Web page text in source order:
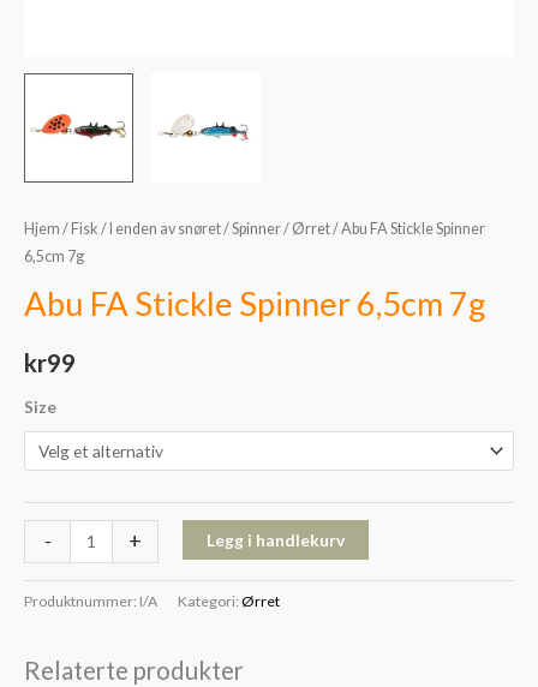
Hjem / Fisk / I enden av snøret/Spinner/ Ørret/ Abu FA Stickle Spinner
6,5cm 7g
Abu FA Stickle Spinner 6,5cm 7g
kr99
Size
- + Legg i handlekurv
Produktnummer: I/A Kategori: Ørret
Relaterte produkter